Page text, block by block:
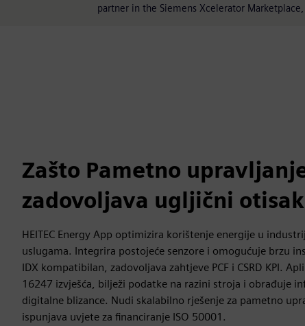
partner in the Siemens Xcelerator
Zašto Pametno
zadovoljava ugljični
HEITEC Energy App optimizira korištenje energije u
uslugama. Integrira postojeće senzore i omogućuje brzu
IDX kompatibilan, zadovoljava zahtjeve PCF i CSRD KPI.
16247 izvješća, bilježi podatke na razini stroja i obrađuje
digitalne blizance. Nudi skalabilno rješenje za pametno
ispunjava uvjete za financiranje ISO 50001.